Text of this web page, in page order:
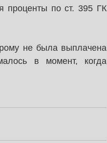
проценты по ст. 395 ГК
не была выплачена
в момент, когда